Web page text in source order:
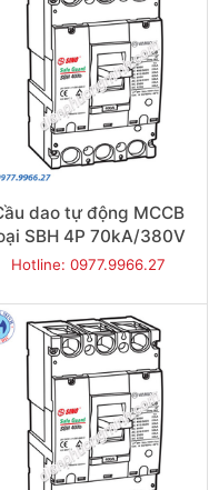
dao tự động MCCB
SBH 4P 70kA/380V
300A - Model
Hotline: 0977.9966.27